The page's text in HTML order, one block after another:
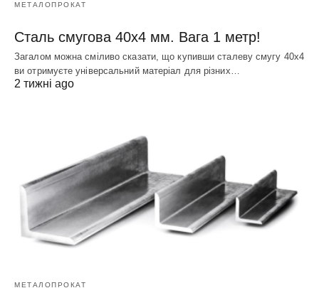
МЕТАЛОПРОКАТ
Сталь смугова 40х4 мм. Вага 1 метр!
Загалом можна сміливо сказати, що купивши сталеву смугу 40х4
ви отримуєте універсальний матеріал для різних…
2 тижні ago
МЕТАЛОПРОКАТ